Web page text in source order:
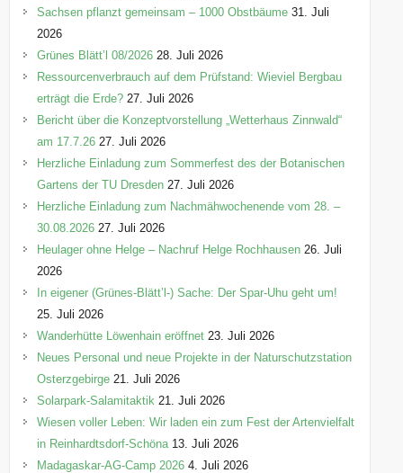
r
e
n
Sachsen pflanzt gemeinsam – 1000 Obstbäume 31. Juli
2026
Grünes Blätt’l 08/2026 28. Juli 2026
Ressourcenverbrauch auf dem Prüfstand: Wieviel Bergbau
erträgt die Erde? 27. Juli 2026
Bericht über die Konzeptvorstellung „Wetterhaus Zinnwald“
am 17.7.26 27. Juli 2026
Herzliche Einladung zum Sommerfest des der Botanischen
Gartens der TU Dresden 27. Juli 2026
Herzliche Einladung zum Nachmähwochenende vom 28. –
30.08.2026 27. Juli 2026
Heulager ohne Helge – Nachruf Helge Rochhausen 26. Juli
2026
In eigener (Grünes-Blätt’l-) Sache: Der Spar-Uhu geht um!
25. Juli 2026
Wanderhütte Löwenhain eröffnet 23. Juli 2026
Neues Personal und neue Projekte in der Naturschutzstation
Osterzgebirge 21. Juli 2026
Solarpark-Salamitaktik 21. Juli 2026
Wiesen voller Leben: Wir laden ein zum Fest der Artenvielfalt
in Reinhardtsdorf-Schöna 13. Juli 2026
Madagaskar-AG-Camp 2026 4. Juli 2026